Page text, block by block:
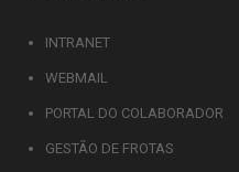
INTRANET
WEBMAIL
PORTAL DO COLABORADOR
GESTÃO DE FROTAS